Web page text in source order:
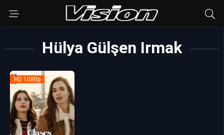
Hülya Gülşen Irmak
HD 1080p